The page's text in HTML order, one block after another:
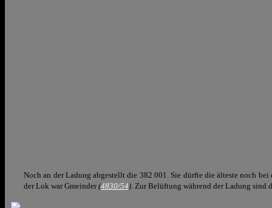
Noch an der Ladung abgestellt die 382 001. Sie dürfte die älteste noch
der Lok war Gmeinder(4830/54). Zur Belüftung während der Ladung